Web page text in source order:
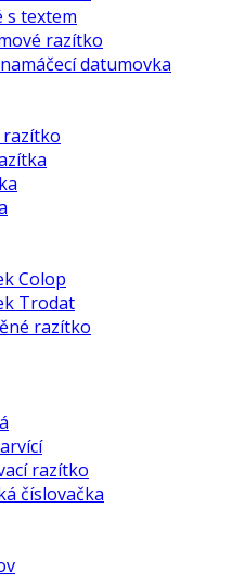
s textem
razítko
datumovka
razítko
Colop
Trodat
razítko
razítko
číslovačka